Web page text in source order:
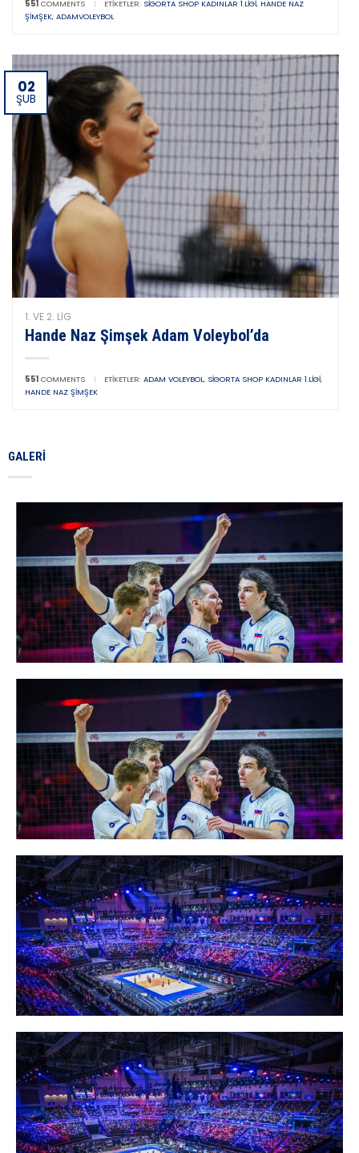
551 COMMENTS | ETIKETLER: SIGORTA SHOP KADINLAR 1.LIGI, HANDE NAZ
ŞIMŞEK, ADAMVOLEYBOL
02
ŞUB
1. VE 2. LIG
Hande Naz Şimşek Adam Voleybol’da
551 COMMENTS | ETIKETLER: ADAM VOLEYBOL, SIGORTA SHOP KADINLAR 1.LIGI,
HANDE NAZ ŞIMŞEK
GALERI